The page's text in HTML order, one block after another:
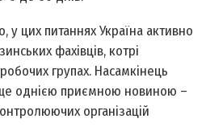
у цих питаннях Україна активно
фахівців, котрі
групах. Насамкінець
однією приємною новиною –
організацій